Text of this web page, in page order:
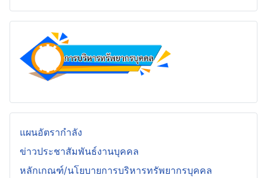
แผนอัตรากำลัง
ข่าวประชาสัมพันธ์งานบุคคล
หลักเกณฑ์/นโยบายการบริหารทรัพยากรบุคคล